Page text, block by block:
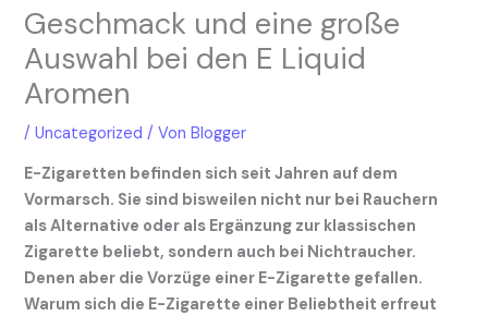
Geschmack und eine große
Auswahl bei den E Liquid
Aromen
/Uncategorized / VonBlogger
E-Zigaretten befinden sich seit Jahren auf dem
Vormarsch. Sie sind bisweilen nicht nur bei Rauchern
als Alternative oder als Ergänzung zur klassischen
Zigarette beliebt, sondern auch bei Nichtraucher.
Denen aber die Vorzüge einer E-Zigarette gefallen.
Warum sich die E-Zigarette einer Beliebtheit erfreut